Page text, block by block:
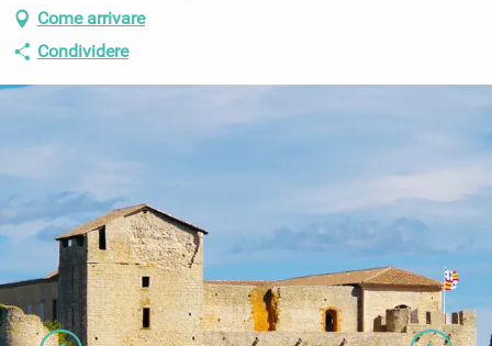
Come arrivare
Condividere